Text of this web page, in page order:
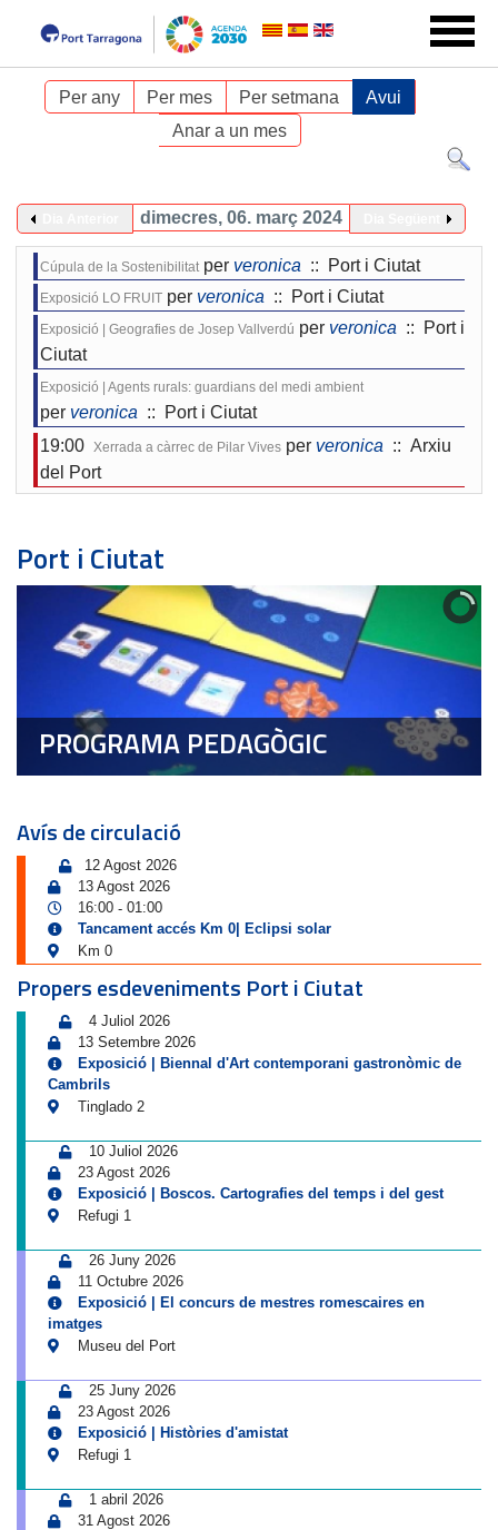
Per any Per mes Per setmana
Avui
Anar a un mes
dimecres, 06. març 2024
Cúpula de la Sostenibilitat per veronica :: Port i Ciutat
Exposició LO FRUIT per veronica :: Port i Ciutat
Exposició | Geografies de Josep Vallverdú per veronica :: Port i
Ciutat
Exposició | Agents rurals: guardians del medi ambient
per veronica :: Port i Ciutat
19:00 Xerrada a càrrec de Pilar Vives per veronica :: Arxiu
del Port
Port i Ciutat
PROGRAMA PEDAGÒGIC
Avís de circulació
12 Agost 2026
13 Agost 2026
16:00 - 01:00
Tancament accés Km 0| Eclipsi solar
Km 0
Propers esdeveniments Port i Ciutat
4 Juliol 2026
13 Setembre 2026
Exposició | Biennal d'Art contemporani gastronòmic de
Cambrils
Tinglado 2
10 Juliol 2026
23 Agost 2026
Exposició | Boscos. Cartografies del temps i del gest
Refugi 1
26 Juny 2026
11 Octubre 2026
Exposició | El concurs de mestres romescaires en
imatges
Museu del Port
25 Juny 2026
23 Agost 2026
Exposició | Històries d'amistat
Refugi 1
1 abril 2026
31 Agost 2026